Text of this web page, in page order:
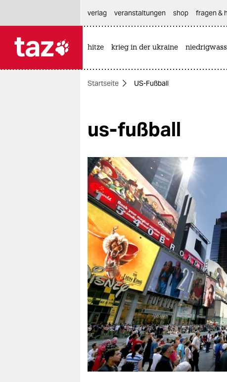
themen
öko
gesellschaft
kultur
sport
berlin
nord
wahrheit
verlag
verlag
veranstaltungen
shop
fragen & hilfe
verlag
veranstaltungen shop fragen &
hitze krieg in der ukraine
Startseite US-Fußball
us-fußball